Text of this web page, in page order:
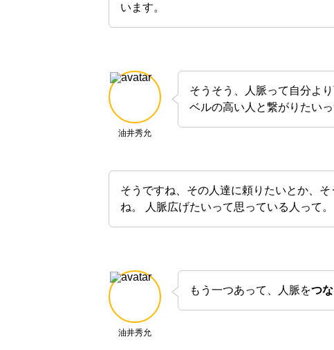
います。
油井秀允
そうそう、人脈って自分よ
ベルの高い人と繋がりたいっ
そうですね、その人達に頼りたいとか、
ね。 人脈広げたいって思っている人って。
油井秀允
もう一つあって、人脈をつ